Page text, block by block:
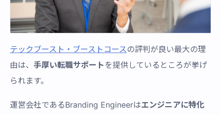
テックブースト・ブーストコースの評判が良い最大の理
由は、 手厚い転職サポート を提供しているところが挙げ
られます。
運営会社であるBranding Engineerはエンジニアに特化